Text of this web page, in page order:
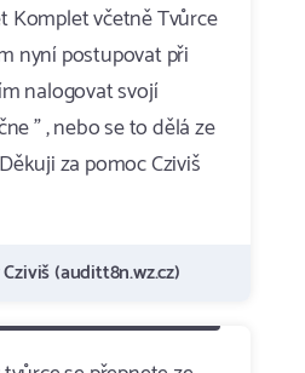
Komplet včetně Tvůrce
nyní postupovat při
nalogovat svojí
" , nebo se to dělá ze
za pomoc Cziviš
Cziviš (auditt8n.wz.cz)